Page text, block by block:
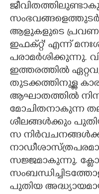
ആളുകളുടെ
ഇഫക്റ്റ്" എന്ന്
പരാമർശിക്കുന്നു.
ഇത്തരത്തിൽ
തുടക്കത്തിനുള്ള
ആഘാതത്തിൽ നിന്ന്
മോചിതനാകുന്ന
ശീലങ്ങൾക്കും
സ
സജ്ജമാകുന്നു.
പുതിയ